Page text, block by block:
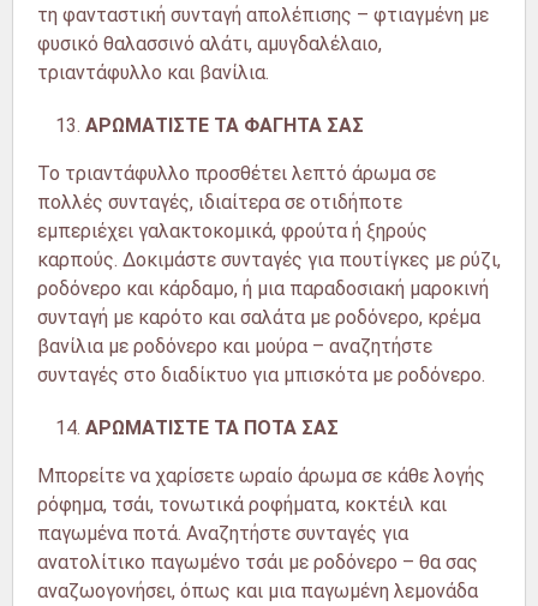
τη φανταστική συνταγή απολέπισης – φτιαγμένη με
φυσικό θαλασσινό αλάτι, αμυγδαλέλαιο,
τριαντάφυλλο και βανίλια.
ΑΡΩΜΑΤΙΣΤΕ ΤΑ ΦΑΓΗΤΑ ΣΑΣ
Το τριαντάφυλλο προσθέτει λεπτό άρωμα σε
πολλές συνταγές, ιδιαίτερα σε οτιδήποτε
εμπεριέχει γαλακτοκομικά, φρούτα ή ξηρούς
καρπούς. Δοκιμάστε συνταγές για πουτίγκες με ρύζι,
ροδόνερο και κάρδαμο, ή μια παραδοσιακή μαροκινή
συνταγή με καρότο και σαλάτα με ροδόνερο, κρέμα
βανίλια με ροδόνερο και μούρα – αναζητήστε
συνταγές στο διαδίκτυο για μπισκότα με ροδόνερο.
ΑΡΩΜΑΤΙΣΤΕ ΤΑ ΠΟΤΑ ΣΑΣ
Μπορείτε να χαρίσετε ωραίο άρωμα σε κάθε λογής
ρόφημα, τσάι, τονωτικά ροφήματα, κοκτέιλ και
παγωμένα ποτά. Αναζητήστε συνταγές για
ανατολίτικο παγωμένο τσάι με ροδόνερο – θα σας
αναζωογονήσει, όπως και μια παγωμένη λεμονάδα